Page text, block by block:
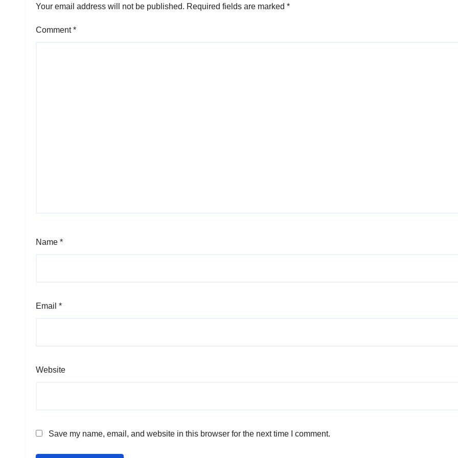
Your email address will not be published. Required fields are marked *
Comment*
Name *
Email *
Website
Save my name, email, and website in this browser for the next time I comment.